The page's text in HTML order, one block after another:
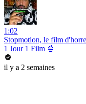
1:02
Stopmotion, le film
1 Jour 1 Film 🍿
il y a 2 semaines